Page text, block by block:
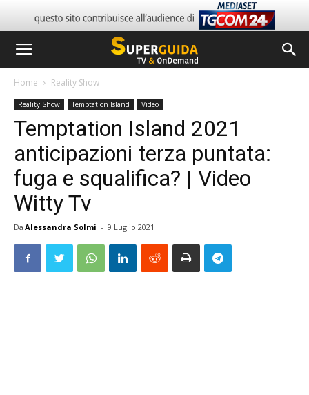
Home Reality Show
Reality Show Temptation Island Video
Temptation Island 2021
anticipazioni terza puntata:
fuga e squalifica? | Video
Witty Tv
Da Alessandra Solmi - 9 Luglio 2021